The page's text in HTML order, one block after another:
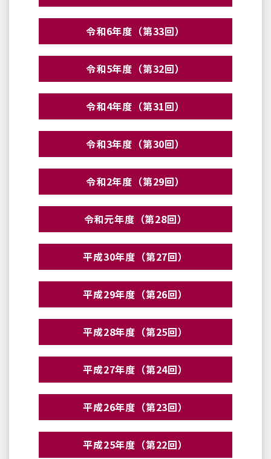
令和6年度（第33回）
令和5年度（第32回）
令和4年度（第31回）
令和3年度（第30回）
令和2年度（第29回）
令和元年度（第28回）
平成30年度（第27回）
平成29年度（第26回）
平成28年度（第25回）
平成27年度（第24回）
平成26年度（第23回）
平成25年度（第22回）